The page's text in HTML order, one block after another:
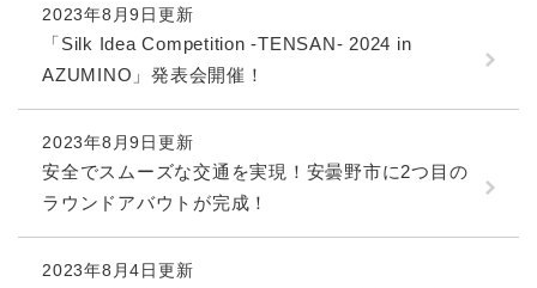
2023年8月9日更新
「Silk Idea Competition -TENSAN- 2024 in
AZUMINO」発表会開催！
2023年8月9日更新
安全でスムーズな交通を実現！安曇野市に2つ目の
ラウンドアバウトが完成！
2023年8月4日更新